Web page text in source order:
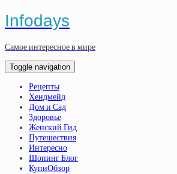
Infodays
Самое интересное в мире
Toggle navigation
Рецепты
Хендмейд
Дом и Сад
Здоровье
Женский Гид
Путешествия
Интересно
Шопинг Блог
КупиОбзор